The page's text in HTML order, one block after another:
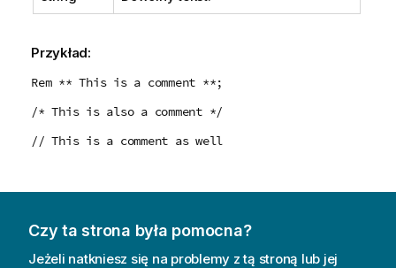
Przykład:
Rem ** This is a comment **;
/* This is also a comment */
// This is a comment as well
Czy ta strona była pomocna?
Jeżeli natkniesz się na problemy z tą stroną lub jej